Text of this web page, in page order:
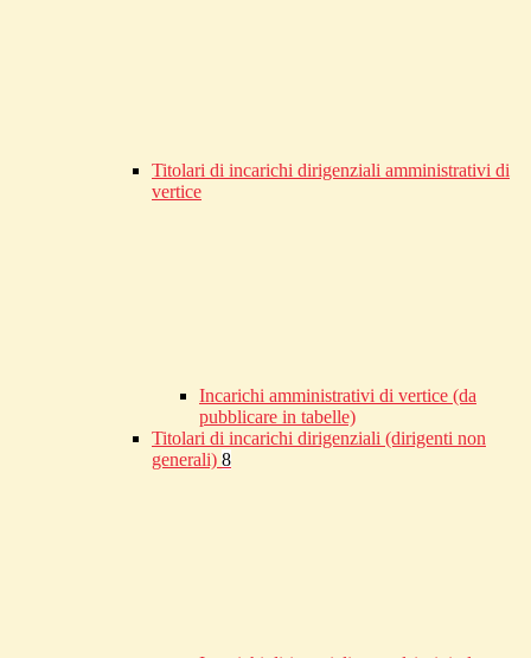
Titolari di incarichi dirigenziali amministrativi di
vertice
Incarichi amministrativi di vertice (da
pubblicare in tabelle)
Titolari di incarichi dirigenziali (dirigenti non
generali) 8